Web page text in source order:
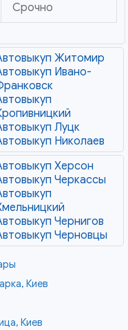
Срочно
Житомир
Ивано-
Луцк
Николаев
Херсон
Черкассы
Чернигов
Черновцы
Киев
Киев